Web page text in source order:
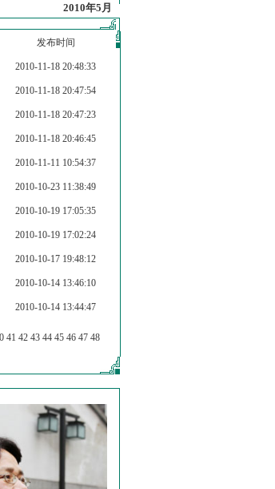
2010年5月
发布时间
2010-11-18 20:48:33
2010-11-18 20:47:54
2010-11-18 20:47:23
2010-11-18 20:46:45
2010-11-11 10:54:37
2010-10-23 11:38:49
2010-10-19 17:05:35
2010-10-19 17:02:24
2010-10-17 19:48:12
2010-10-14 13:46:10
2010-10-14 13:44:47
41 42 43 44 45 46 47 48